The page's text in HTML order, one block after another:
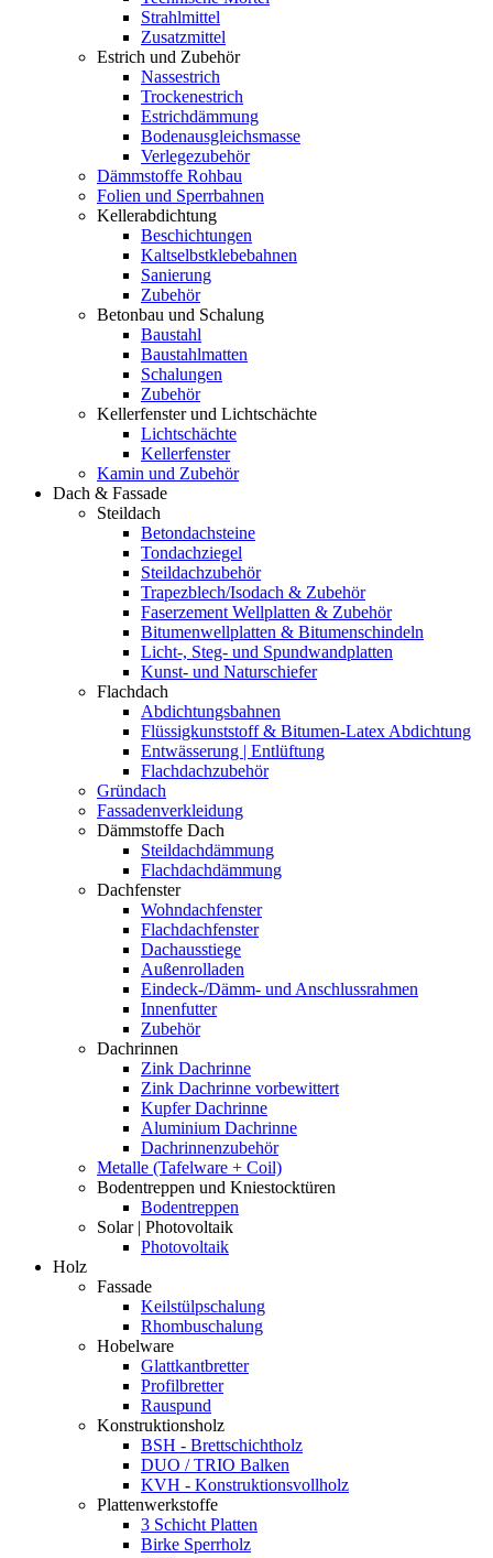
Strahlmittel
Zusatzmittel
Estrich und Zubehör
Nassestrich
Trockenestrich
Estrichdämmung
Bodenausgleichsmasse
Verlegezubehör
Dämmstoffe Rohbau
Folien und Sperrbahnen
Kellerabdichtung
Beschichtungen
Kaltselbstklebebahnen
Sanierung
Zubehör
Betonbau und Schalung
Baustahl
Baustahlmatten
Schalungen
Zubehör
Kellerfenster und Lichtschächte
Lichtschächte
Kellerfenster
Kamin und Zubehör
Dach & Fassade
Steildach
Betondachsteine
Tondachziegel
Steildachzubehör
Trapezblech/Isodach & Zubehör
Faserzement Wellplatten & Zubehör
Bitumenwellplatten & Bitumenschindeln
Licht-, Steg- und Spundwandplatten
Kunst- und Naturschiefer
Flachdach
Abdichtungsbahnen
Flüssigkunststoff & Bitumen-Latex Abdichtung
Entwässerung | Entlüftung
Flachdachzubehör
Gründach
Fassadenverkleidung
Dämmstoffe Dach
Steildachdämmung
Flachdachdämmung
Dachfenster
Wohndachfenster
Flachdachfenster
Dachausstiege
Außenrolladen
Eindeck-/Dämm- und Anschlussrahmen
Innenfutter
Zubehör
Dachrinnen
Zink Dachrinne
Zink Dachrinne vorbewittert
Kupfer Dachrinne
Aluminium Dachrinne
Dachrinnenzubehör
Metalle (Tafelware + Coil)
Bodentreppen und Kniestocktüren
Bodentreppen
Solar | Photovoltaik
Photovoltaik
Holz
Fassade
Keilstülpschalung
Rhombuschalung
Hobelware
Glattkantbretter
Profilbretter
Rauspund
Konstruktionsholz
BSH - Brettschichtholz
DUO / TRIO Balken
KVH - Konstruktionsvollholz
Plattenwerkstoffe
3 Schicht Platten
Birke Sperrholz